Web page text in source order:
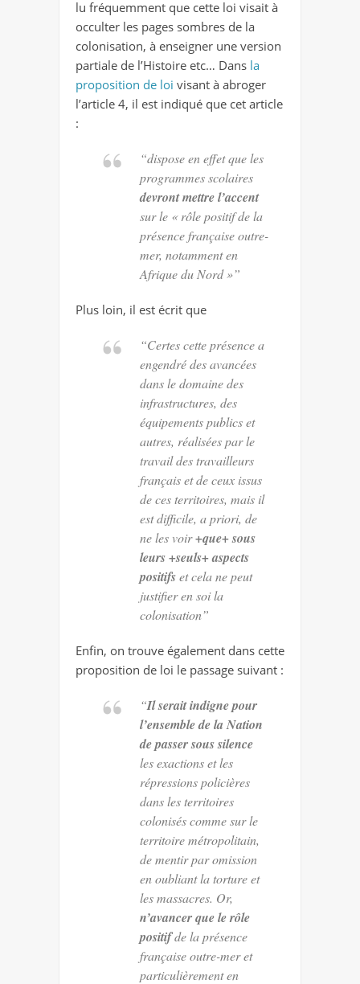
lu fréquemment que cette loi visait à
occulter les pages sombres de la
colonisation, à enseigner une version
partiale de l’Histoire etc… Dans la
proposition de loi visant à abroger
l’article 4, il est indiqué que cet article
:
“dispose en effet que les
programmes scolaires
devront mettre l’accent
sur le « rôle positif de la
présence française outre-
mer, notamment en
Afrique du Nord »”
Plus loin, il est écrit que
“Certes cette présence a
engendré des avancées
dans le domaine des
infrastructures, des
équipements publics et
autres, réalisées par le
travail des travailleurs
français et de ceux issus
de ces territoires, mais il
est difficile, a priori, de
ne les voir+que+ sous
leurs +seuls+ aspects
positifset cela ne peut
justifier en soi la
colonisation”
Enfin, on trouve également dans cette
proposition de loi le passage suivant :
“Il serait indigne pour
l’ensemble de la Nation
de passer sous silence
les exactions et les
répressions policières
dans les territoires
colonisés comme sur le
territoire métropolitain,
de mentir par omission
en oubliant la torture et
les massacres. Or,
n’avancer que le rôle
positifde la présence
française outre-mer et
particulièrement en